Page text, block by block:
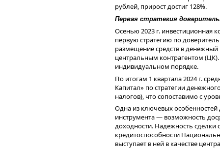
Проанализировав данные по
(все биржевые облигации от
каждой ступени рейтинга
торгов. Так, объемы торгов по
среднем за месяц достигают
секторе — L1, куда попал всего
Чаще всего выпуски ВДО
средний объем торгов по
и более высокие уровни
эмитентов третьего эшелона
В целом по итогам мая из 365
сегменту L4. Ступень ниже
27%. Высокий уровень
рублей, прирост достиг 128%.
Первая стратегия
Осенью 2023 г. инвестиционная
первую стратегию по
размещение средств в денежный
центральным контрагентом (ЦК).
индивидуальном порядке.
По итогам 1 квартала 2024 г.
Капитал» по стратегии
налогов), что сопоставимо с
Одна из ключевых особенностей
инструмента — возможность
доходности. Надежность сделки
кредитоспособности
выступает в ней в качестве